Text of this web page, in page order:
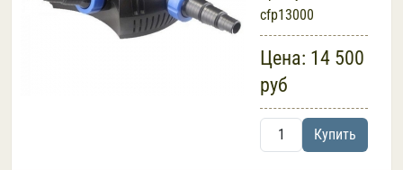
cfp13000
Цена: 14 500
руб
Купить